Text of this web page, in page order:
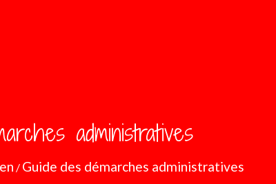
administratives
/ Guide des démarches administratives